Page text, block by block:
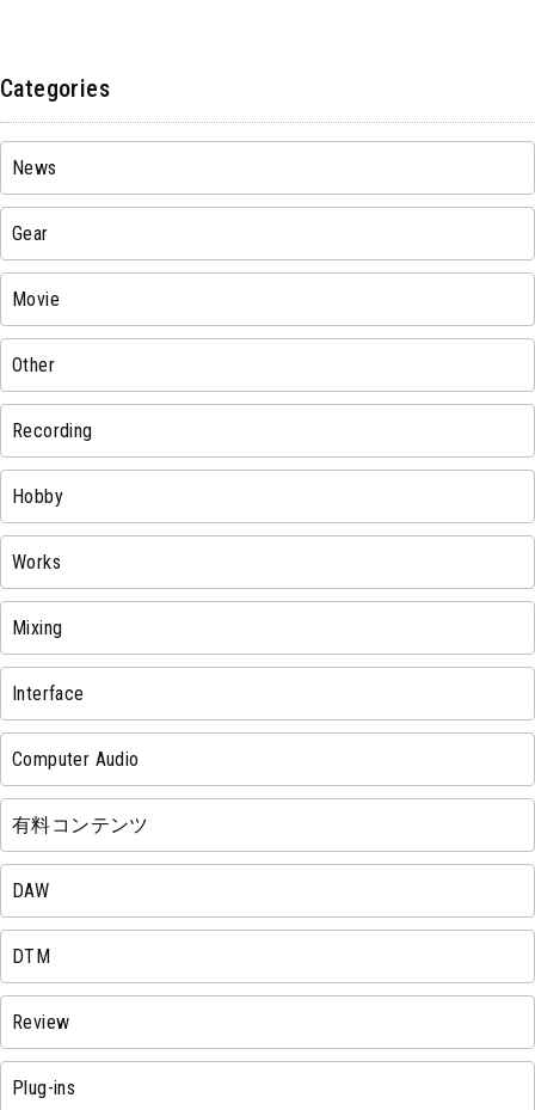
Categories
News
Gear
Movie
Other
Recording
Hobby
Works
Mixing
Interface
Computer Audio
有料コンテンツ
DAW
DTM
Review
Plug-ins